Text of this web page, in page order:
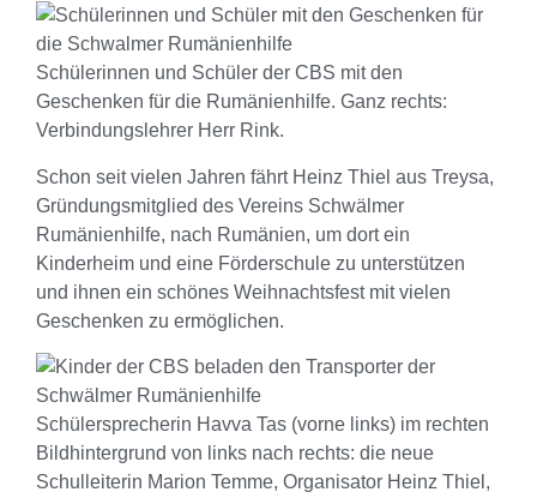
Schülerinnen und Schüler der CBS mit den
Geschenken für die Rumänienhilfe. Ganz rechts:
Verbindungslehrer Herr Rink.
Schon seit vielen Jahren fährt Heinz Thiel aus Treysa,
Gründungsmitglied des Vereins Schwälmer
Rumänienhilfe, nach Rumänien, um dort ein
Kinderheim und eine Förderschule zu unterstützen
und ihnen ein schönes Weihnachtsfest mit vielen
Geschenken zu ermöglichen.
Schülersprecherin Havva Tas (vorne links) im rechten
Bildhintergrund von links nach rechts: die neue
Schulleiterin Marion Temme, Organisator Heinz Thiel,